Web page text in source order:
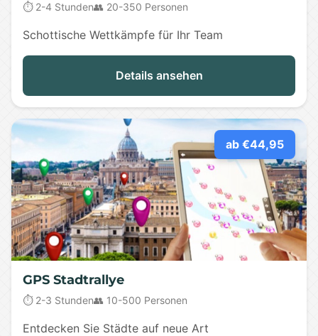
⏱️ 2-4 Stunden👥 20-350 Personen
Schottische Wettkämpfe für Ihr Team
Details ansehen
ab €44,95
GPS Stadtrallye
⏱️ 2-3 Stunden👥 10-500 Personen
Entdecken Sie Städte auf neue Art